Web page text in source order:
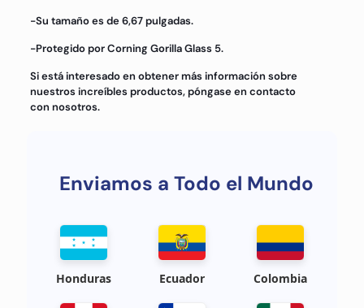
-Su tamaño es de 6,67 pulgadas.
-Protegido por Corning Gorilla Glass 5.
Si está interesado en obtener más información sobre
nuestros increíbles productos, póngase en contacto
con nosotros.
Enviamos a Todo el Mundo
Honduras Ecuador Colombia